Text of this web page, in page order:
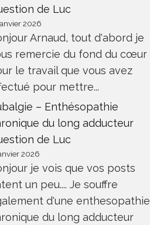
de Luc
2026
Arnaud, tout d'abord je
remercie du fond du cœur
le travail que vous avez
pour mettre...
– Enthésopathie
du long adducteur
de Luc
2026
je vois que vos posts
un peu.... Je souffre
d'une enthesopathie
du long adducteur